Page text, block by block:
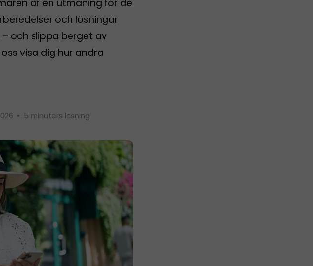
är en utmaning för de
och lösningar
och slippa berget av
visa dig hur andra
• 5 minuters läsning